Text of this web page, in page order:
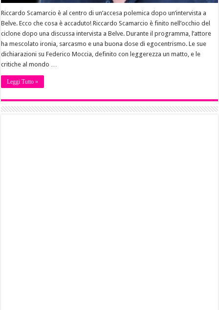
Riccardo Scamarcio è al centro di un’accesa polemica dopo un’intervista a
Belve. Ecco che cosa è accaduto! Riccardo Scamarcio è finito nell’occhio del
ciclone dopo una discussa intervista a Belve. Durante il programma, l’attore
ha mescolato ironia, sarcasmo e una buona dose di egocentrismo. Le sue
dichiarazioni su Federico Moccia, definito con leggerezza un matto, e le
critiche al mondo …
Leggi Tutto »